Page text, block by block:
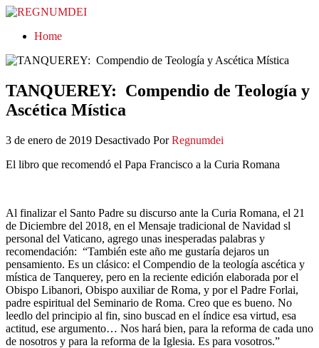
REGNUMDEI
Home
TANQUEREY: Compendio de Teología y
Ascética Mística
3 de enero de 2019 Desactivado Por Regnumdei
El libro que recomendó el Papa Francisco a la Curia Romana
Al finalizar el Santo Padre su discurso ante la Curia Romana, el 21
de Diciembre del 2018, en el Mensaje tradicional de Navidad sl
personal del Vaticano, agrego unas inesperadas palabras y
recomendación: “También este año me gustaría dejaros un
pensamiento. Es un clásico: el Compendio de la teología ascética y
mística de Tanquerey, pero en la reciente edición elaborada por el
Obispo Libanori, Obispo auxiliar de Roma, y por el Padre Forlai,
padre espiritual del Seminario de Roma. Creo que es bueno. No
leedlo del principio al fin, sino buscad en el índice esa virtud, esa
actitud, ese argumento… Nos hará bien, para la reforma de cada uno
de nosotros y para la reforma de la Iglesia. Es para vosotros.”